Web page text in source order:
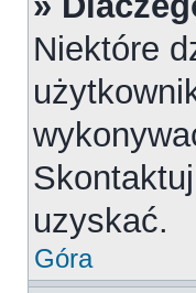
Niektóre
uzyskać.
Góra